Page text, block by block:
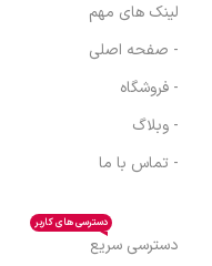
لینک های مهم
- صفحه اصلی
- فروشگاه
- وبلاگ
- تماس با ما
دسترسی سریع
دسترسی های کاربر